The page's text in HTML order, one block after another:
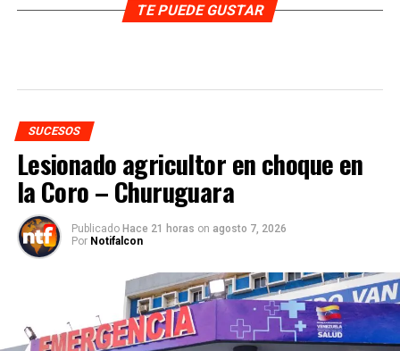
TE PUEDE GUSTAR
SUCESOS
Lesionado agricultor en choque en
la Coro – Churuguara
Publicado Hace 21 horas on agosto 7, 2026
Por Notifalcon